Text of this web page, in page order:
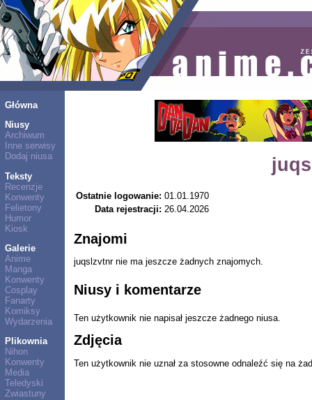
Główna
Niusy
Archiwum
Inne serwisy
Dodaj niusa
Teksty
Recenzje
Konwenty
Felietony
Humor
Kiosk
Galerie
Anime
Manga
Konwenty
Cosplay
Fanarty
Komiksy
Wydarzenia
Plikownia
Nihon
Konwenty
Media
Teledyski
Zwiastuny
Ostatnie logowanie: 01.01.1970
Data rejestracji: 26.04.2026
Znajomi
juqslzvtnr nie ma jeszcze żadnych znajomych.
Niusy i komentarze
Ten użytkownik nie napisał jeszcze żadnego niusa.
Zdjęcia
Ten użytkownik nie uznał za stosowne odnaleźć się na